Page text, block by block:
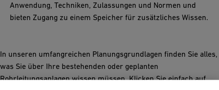
Anwendung, Techniken, Zulassungen und Normen und
bieten Zugang zu einem Speicher für zusätzliches Wissen.
In unseren umfangreichen Planungsgrundlagen finden Sie alles,
was Sie über Ihre bestehenden oder geplanten
Rohrleitungsanlagen wissen müssen. Klicken Sie einfach auf